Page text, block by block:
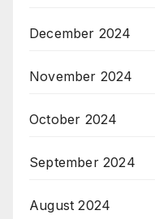
December 2024
November 2024
October 2024
September 2024
August 2024